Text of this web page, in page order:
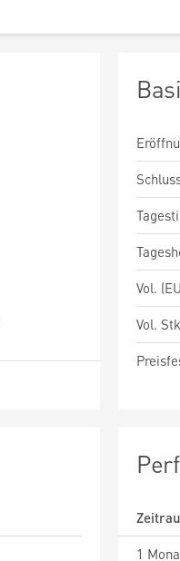
Vol.
Vol.
1